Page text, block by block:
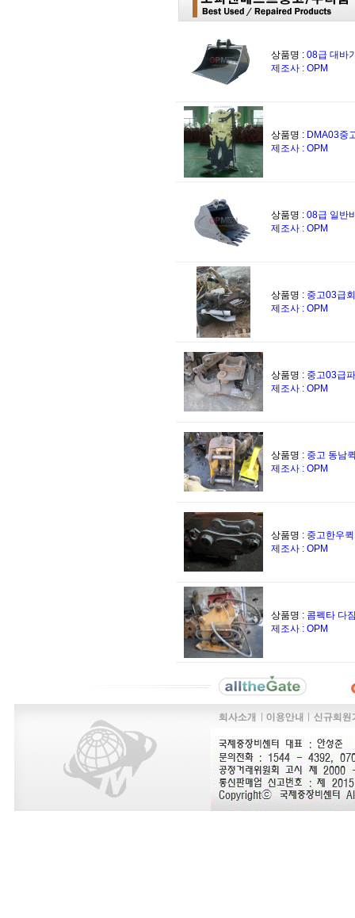
상품명 : 08급 대바
제조사 : OPM
상품명 : DMA03중
제조사 : OPM
상품명 : 08급 일반
제조사 : OPM
상품명 : 중고03급
제조사 : OPM
상품명 : 중고03급
제조사 : OPM
상품명 : 중고 동남
제조사 : OPM
상품명 : 중고한우
제조사 : OPM
상품명 : 콤펙타 다
제조사 : OPM